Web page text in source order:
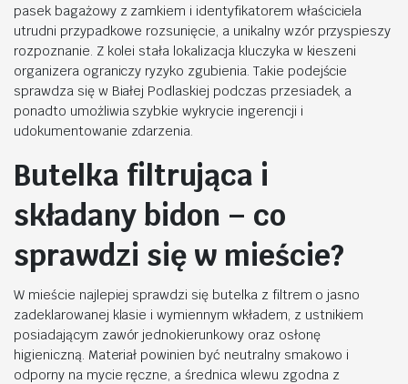
pasek bagażowy z zamkiem i identyfikatorem właściciela
utrudni przypadkowe rozsunięcie, a unikalny wzór przyspieszy
rozpoznanie. Z kolei stała lokalizacja kluczyka w kieszeni
organizera ograniczy ryzyko zgubienia. Takie podejście
sprawdza się w Białej Podlaskiej podczas przesiadek, a
ponadto umożliwia szybkie wykrycie ingerencji i
udokumentowanie zdarzenia.
Butelka filtrująca i
składany bidon – co
sprawdzi się w mieście?
W mieście najlepiej sprawdzi się butelka z filtrem o jasno
zadeklarowanej klasie i wymiennym wkładem, z ustnikiem
posiadającym zawór jednokierunkowy oraz osłonę
higieniczną. Materiał powinien być neutralny smakowo i
odporny na mycie ręczne, a średnica wlewu zgodna z